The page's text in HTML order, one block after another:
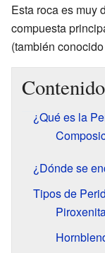
Esta roca es muy
compuesta
(también
Contenido
¿Qué es la
¿Dónde se
Tipos de